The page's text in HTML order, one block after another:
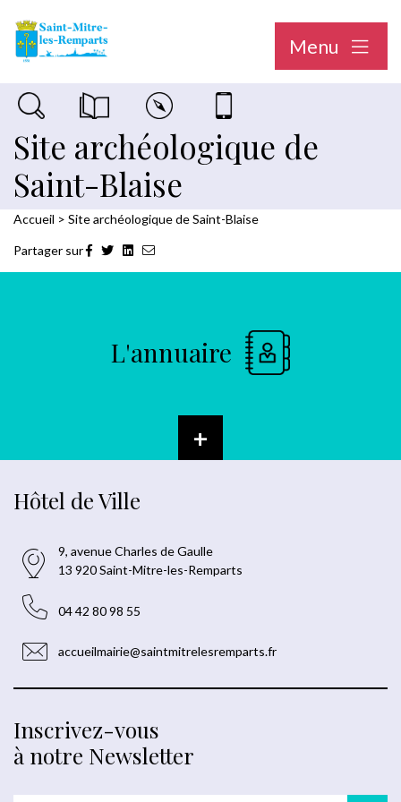
Menu
Recherche sur le siteMagazine municipal "Le Saint-Mitréen"
Carte interactiveNous contacter
Site archéologique de
Saint-Blaise
Accueil > Site archéologique de Saint-Blaise
Partager sur
L'annuaire
+
Hôtel de Ville
9, avenue Charles de Gaulle
13 920 Saint-Mitre-les-Remparts
04 42 80 98 55
accueilmairie@saintmitrelesremparts.fr
Inscrivez-vous
à notre Newsletter